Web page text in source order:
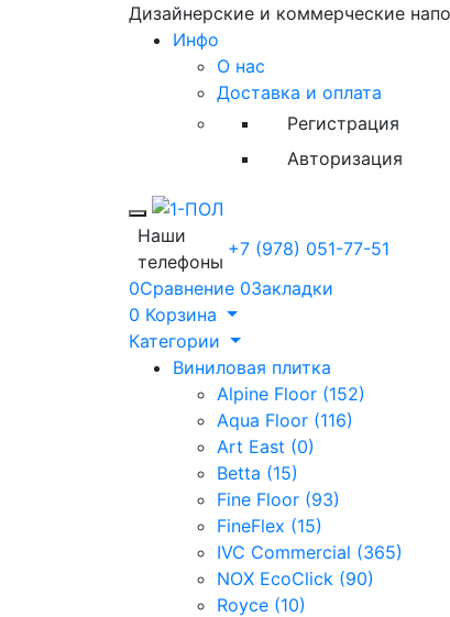
Дизайнерские и коммерческие
Инфо
О нас
Доставка и оплата
Регистрация
Авторизация
Toggle mobile menu
Наши
телефоны
+7 (978) 051-77-51
0Сравнение 0Закладки
0 Корзина
Категории
Виниловая плитка
Alpine Floor (152)
Aqua Floor (116)
Art East (0)
Betta (15)
Fine Floor (93)
FineFlex (15)
IVC Commercial (365)
NOX EcoClick (90)
Royce (10)